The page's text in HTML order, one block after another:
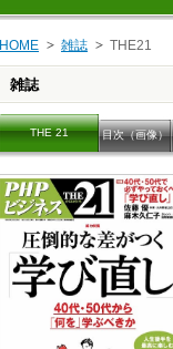
HOME 雑誌 THE21
雑誌
THE 21 目次（画像）